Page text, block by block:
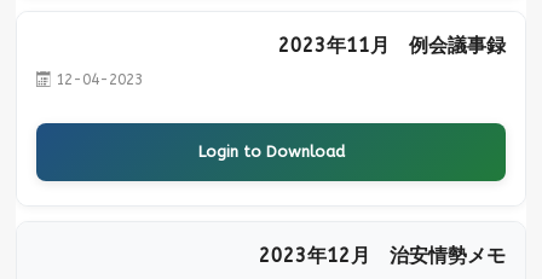
2023年11月 例会議事録
12-04-2023
Login to Download
2023年12月 治安情勢メモ